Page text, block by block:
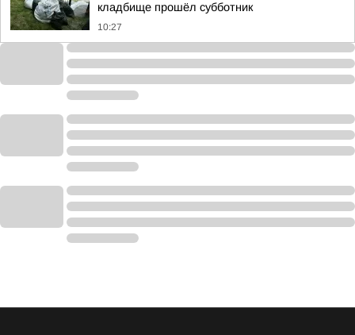
кладбище прошёл субботник
10:27